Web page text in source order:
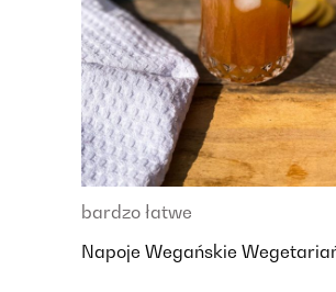
bardzo łatwe
Napoje Wegańskie